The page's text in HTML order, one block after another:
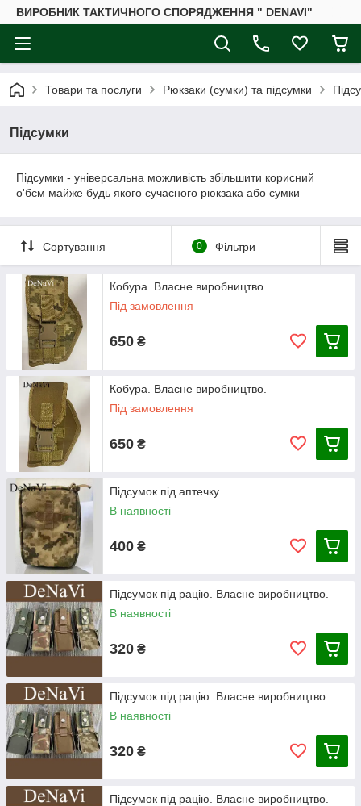
ВИРОБНИК ТАКТИЧНОГО СПОРЯДЖЕННЯ " DENAVI"
Товари та послуги Рюкзаки (сумки) та підсумки
Підсумки
Підсумки - універсальна можливість збільшити корисний
о'бєм майже будь якого сучасного рюкзака або сумки
Сортування 0 Фільтри
Кобура. Власне виробництво.
Під замовлення
650 ₴
Кобура. Власне виробництво.
Під замовлення
650 ₴
Підсумок під аптечку
В наявності
400 ₴
Підсумок під рацію. Власне виробництво.
В наявності
320 ₴
Підсумок під рацію. Власне виробництво.
В наявності
320 ₴
Підсумок під рацію. Власне виробництво.